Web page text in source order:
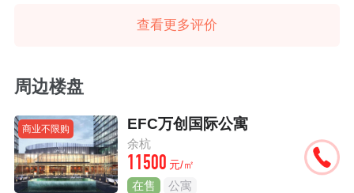
查看更多评价
周边楼盘
商业不限购 EFC万创国际公寓
余杭
11500 元/㎡
在售 公寓